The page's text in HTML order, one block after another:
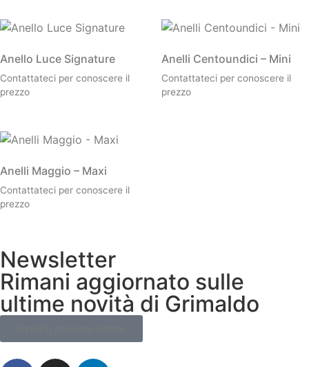
Anello Luce Signature
Contattateci per conoscere il
prezzo
Anelli Centoundici – Mini
Contattateci per conoscere il
prezzo
Anelli Maggio – Maxi
Contattateci per conoscere il
prezzo
Newsletter
Rimani aggiornato sulle
ultime novità di Grimaldo